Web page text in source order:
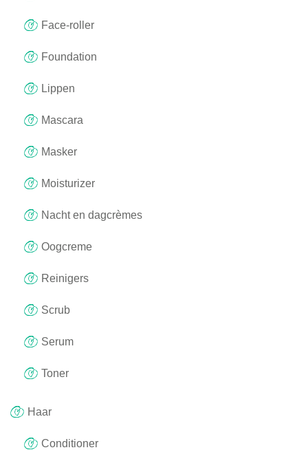
Face-roller
Foundation
Lippen
Mascara
Masker
Moisturizer
Nacht en dagcrèmes
Oogcreme
Reinigers
Scrub
Serum
Toner
Haar
Conditioner